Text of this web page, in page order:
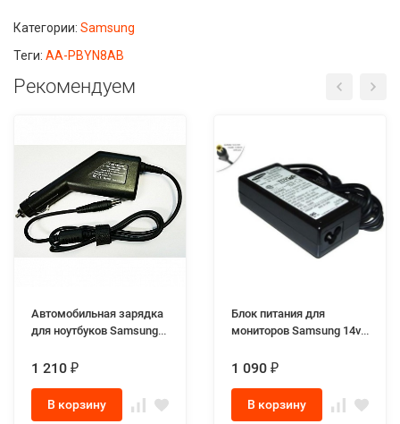
Категории: Samsung
Теги: AA-PBYN8AB
Рекомендуем
Автомобильная зарядка
для ноутбуков Samsung
90W
1 210 ₽
В корзину
Блок питания для
мониторов Samsung 14v -
с иглой в центре)
1 090 ₽
В корзину